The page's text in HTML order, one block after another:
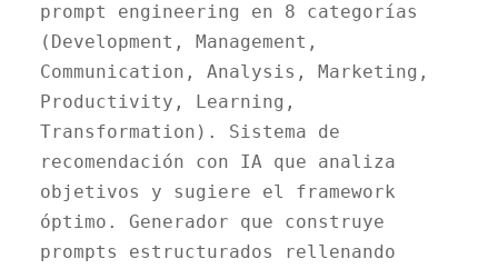
prompt engineering en 8 categorías
(Development, Management,
Communication, Analysis, Marketing,
Productivity, Learning,
Transformation). Sistema de
recomendación con IA que analiza
objetivos y sugiere el framework
óptimo. Generador que construye
prompts estructurados rellenando